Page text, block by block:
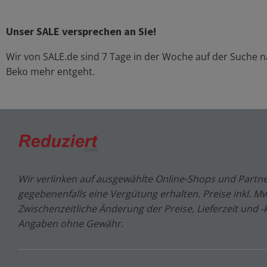
Unser SALE versprechen an Sie!
Wir von SALE.de sind 7 Tage in der Woche auf der
Beko mehr entgeht.
Wir verlinken auf ausgewählte Online-Shops und
gegebenenfalls eine Vergütung erhalten. Preise inkl.
Zwischenzeitliche Änderung der Preise, Lieferzeit und
Angaben ohne Gewähr.